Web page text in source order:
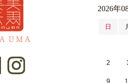
2026年
日
2
9